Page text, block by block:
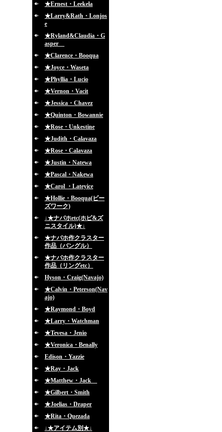
★Ernest・Leekela
★Larry&Rath・Lonjos
e
★Ryland&Claudia・G
asper
★Clarence・Booqua
★Joyce・Waseta
★Phyllia・Lucio
★Vernon・Vacit
★Jessica・Chavez
★Quinton・Bowannie
★Rose・Unkestine
★Judith・Calavaza
★Rose・Calavaza
★Justin・Natewa
★Pascal・Nakewa
★Carol ・Lateyice
★Hollie・Booqua(ビー
ズワーク)
↓★ナバホetc(ホピ&ズ
ニスタイル)★↓
★ナバホ作クラスター
作品（バングル）
★ナバホ作クラスター
作品（リングetc）
Hyson・Craig(Navajo)
★Calvin・Peterson(Nav
ajo)
★Raymond・Boyd
★Larry・Watchman
★Tevesa・Jenio
★Veronica・Benally
Edison・Yazzie
★Ray・Jack
★Matthew・Jack
★Gilbert・Smith
★Joelias・Draper
★Rita・Quezada
↓★アイテム別★↓